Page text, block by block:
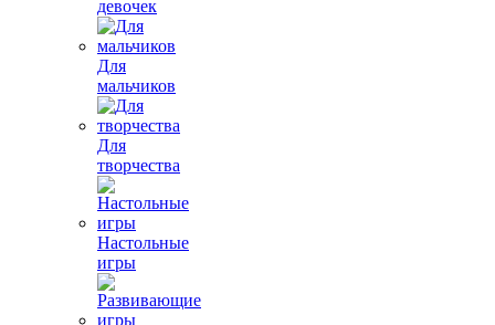
девочек
Для
мальчиков
Для
творчества
Настольные
игры